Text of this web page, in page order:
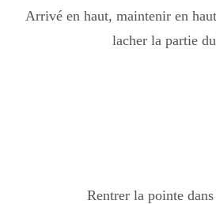
Arrivé en haut, maintenir en
lacher la partie
Rentrer la pointe